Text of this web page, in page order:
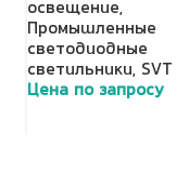
освещение,
Промышленные
светодиодные
светильники, SVT
Цена по запросу